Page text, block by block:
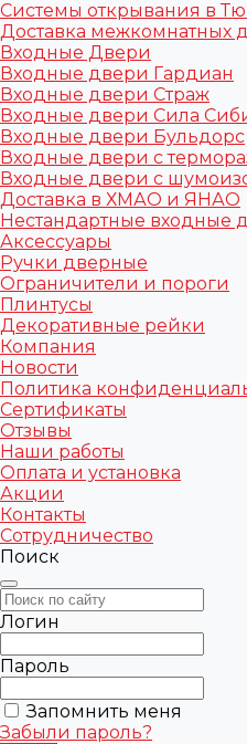
Системы открывания в
Доставка
Входные Двери
Входные двери Гардиан
Входные двери Страж
Входные двери Сила
Входные двери Бульдорс
Входные двери с
Входные двери с
Доставка в ХМАО и ЯНАО
Нестандартные входные
Аксессуары
Ручки дверные
Ограничители и пороги
Плинтусы
Декоративные рейки
Компания
Новости
Политика
Сертификаты
Отзывы
Наши работы
Оплата и установка
Акции
Контакты
Сотрудничество
Поиск
Логин
Пароль
Запомнить меня
Забыли пароль?